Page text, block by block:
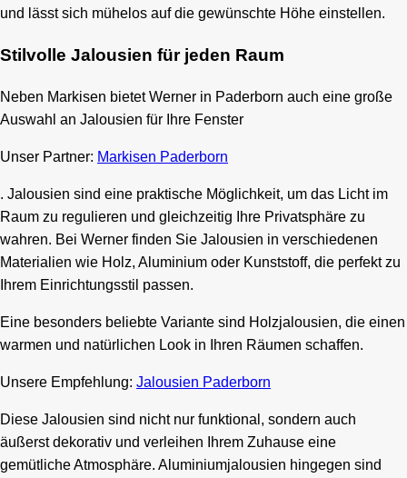
und lässt sich mühelos auf die gewünschte Höhe einstellen.
Stilvolle Jalousien für jeden Raum
Neben Markisen bietet Werner in Paderborn auch eine große
Auswahl an Jalousien für Ihre Fenster
Unser Partner: Markisen Paderborn
. Jalousien sind eine praktische Möglichkeit, um das Licht im
Raum zu regulieren und gleichzeitig Ihre Privatsphäre zu
wahren. Bei Werner finden Sie Jalousien in verschiedenen
Materialien wie Holz, Aluminium oder Kunststoff, die perfekt zu
Ihrem Einrichtungsstil passen.
Eine besonders beliebte Variante sind Holzjalousien, die einen
warmen und natürlichen Look in Ihren Räumen schaffen.
Unsere Empfehlung: Jalousien Paderborn
Diese Jalousien sind nicht nur funktional, sondern auch
äußerst dekorativ und verleihen Ihrem Zuhause eine
gemütliche Atmosphäre. Aluminiumjalousien hingegen sind